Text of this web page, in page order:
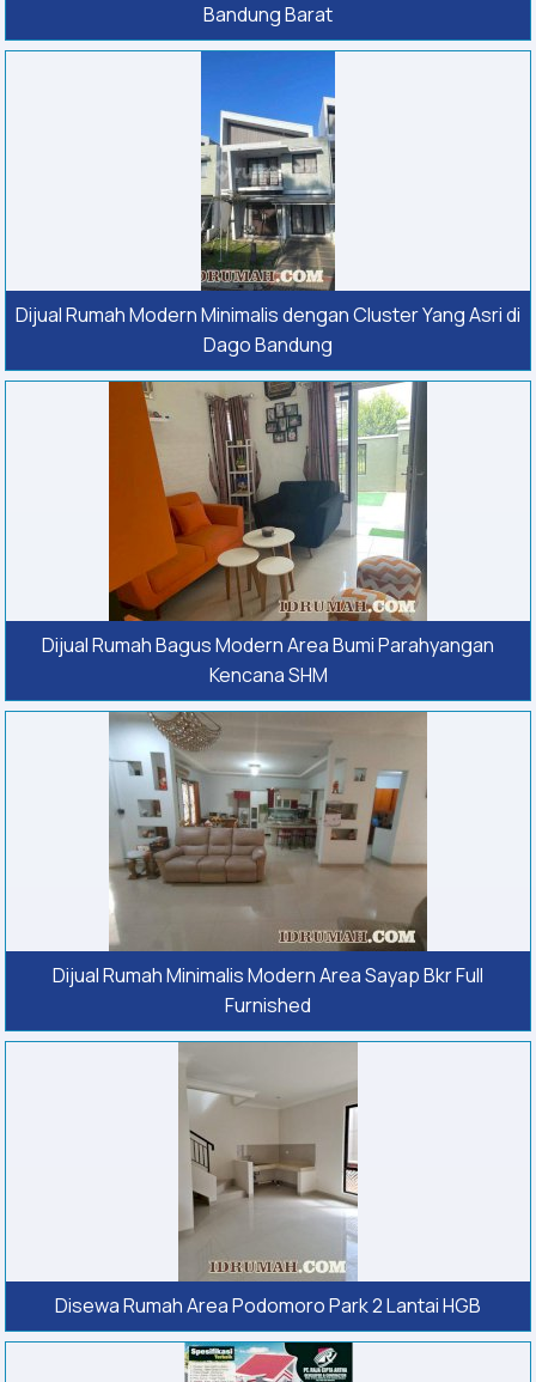
Bandung Barat
Dijual Rumah Modern Minimalis dengan Cluster Yang Asri di
Dago Bandung
Dijual Rumah Bagus Modern Area Bumi Parahyangan
Kencana SHM
Dijual Rumah Minimalis Modern Area Sayap Bkr Full
Furnished
Disewa Rumah Area Podomoro Park 2 Lantai HGB